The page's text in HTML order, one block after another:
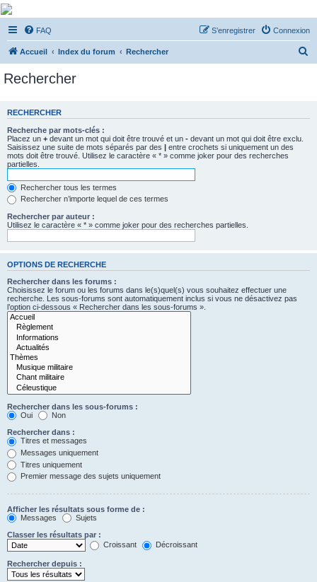
De Musicae Militari -
Forums
Forums de discussions
FAQ Connexion
S’enregistrer
Accueil Index du forum Rechercher
e
Rechercher
RECHERCHER
Recherche par mots-clés :
Placez un + devant un mot qui doit être trouvé et un - devant un mot qui doit être exclu.
Saisissez une suite de mots séparés par des | entre crochets si uniquement un des
mots doit être trouvé. Utilisez le caractère « * » comme joker pour des recherches
partielles.
Rechercher tous les termes
Rechercher n’importe lequel de ces termes
Rechercher par auteur :
Utilisez le caractère « * » comme joker pour des recherches partielles.
OPTIONS DE RECHERCHE
Rechercher dans les forums :
Choisissez le forum ou les forums dans le(s)quel(s) vous souhaitez effectuer une
recherche. Les sous-forums sont automatiquement inclus si vous ne désactivez pas
l’option ci-dessous « Rechercher dans les sous-forums ».
Rechercher dans les sous-forums :
Oui
Non
Rechercher dans :
Titres et messages
Messages uniquement
Titres uniquement
Premier message des sujets uniquement
Afficher les résultats sous forme de :
Messages
Sujets
Classer les résultats par :
Croissant
Décroissant
Rechercher depuis :